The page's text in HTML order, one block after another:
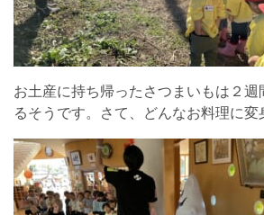
お土産に持ち帰ったさつまいもは２週
るそうです。さて、どんなお料理に変